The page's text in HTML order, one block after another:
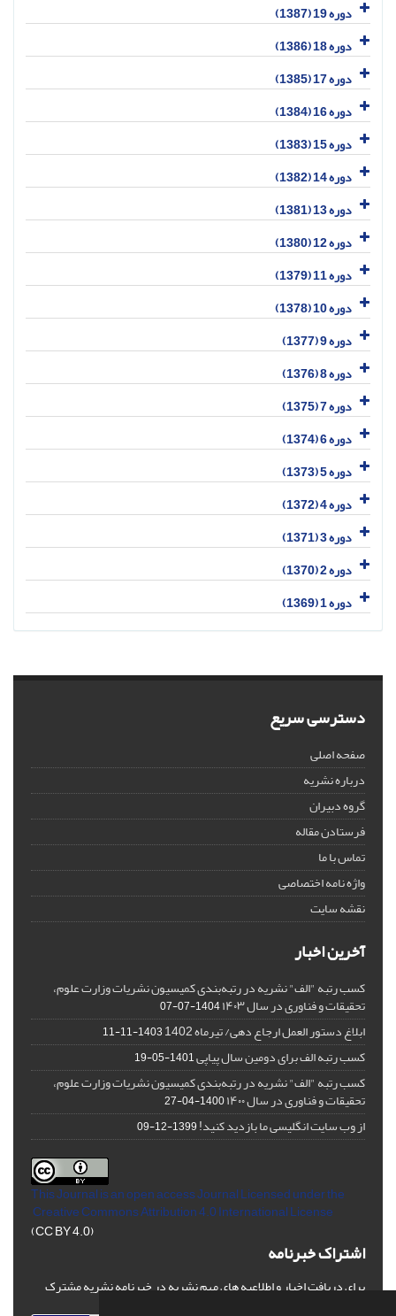
دوره 19 (1387)
دوره 18 (1386)
دوره 17 (1385)
دوره 16 (1384)
دوره 15 (1383)
دوره 14 (1382)
دوره 13 (1381)
دوره 12 (1380)
دوره 11 (1379)
دوره 10 (1378)
دوره 9 (1377)
دوره 8 (1376)
دوره 7 (1375)
دوره 6 (1374)
دوره 5 (1373)
دوره 4 (1372)
دوره 3 (1371)
دوره 2 (1370)
دوره 1 (1369)
دسترسی سریع
صفحه اصلی
درباره نشریه
گروه دبیران
فرستادن مقاله
تماس با ما
واژه نامه اختصاصی
نقشه سایت
آخرین اخبار
کسب رتبه "الف" نشریه در رتبه‌بندی کمیسیون نشریات وزارت علوم،
تحقیقات و فناوری در سال ۱۴۰۳ 1404-07-07
ابلاغ دستور العمل ارجاع دهی/ تیرماه 1402 1403-11-11
کسب رتبه الف برای دومین سال پیاپی1401-05-19
کسب رتبه "الف" نشریه در رتبه‌بندی کمیسیون نشریات وزارت علوم،
تحقیقات و فناوری در سال ۱۴۰۰ 1400-04-27
از وب سایت انگلیسی ما بازدید کنید!1399-12-09
This Journal is an open access Journal Licensedunder the
Creative Commons Attribution 4.0 International License
(CC BY 4.0)
اشتراک خبرنامه
برای دریافت اخبار و اطلاعیه های مهم نشریه در خبرنامه نشریه مشترک